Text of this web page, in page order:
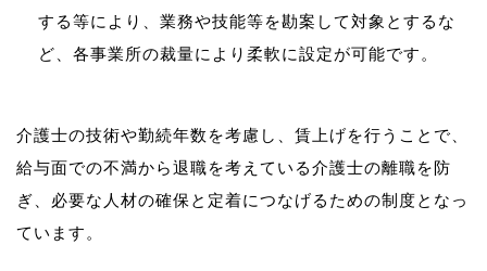
する等により、業務や技能等を勘案して対象とするな
ど、各事業所の裁量により柔軟に設定が可能です。
介護士の技術や勤続年数を考慮し、賃上げを行うことで、
給与面での不満から退職を考えている介護士の離職を防
ぎ、必要な人材の確保と定着につなげるための制度となっ
ています。